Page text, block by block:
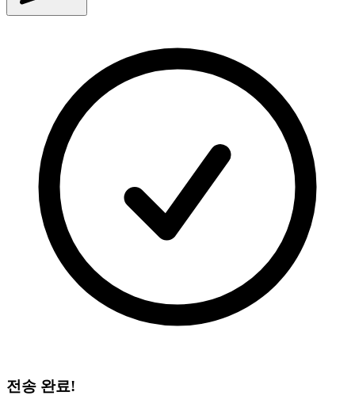
전송 완료!